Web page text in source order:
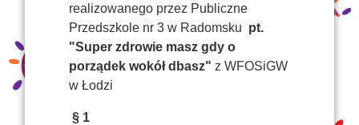
realizowanego przez Publiczne
Przedszkole nr 3 w Radomsku pt.
"Super zdrowie masz gdy o
porządek wokół dbasz" z WFOSiGW
w Łodzi
§ 1